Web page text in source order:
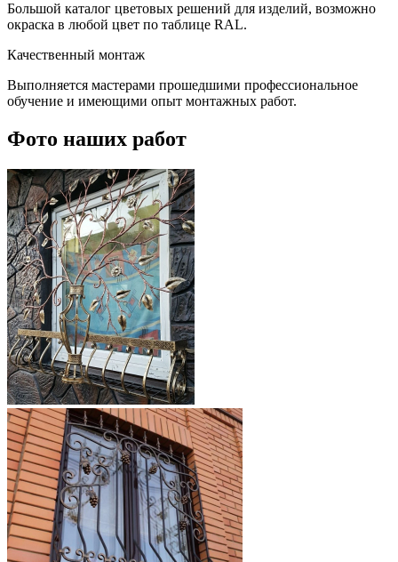
Большой каталог цветовых решений для изделий, возможно
окраска в любой цвет по таблице RAL.
Качественный монтаж
Выполняется мастерами прошедшими профессиональное
обучение и имеющими опыт монтажных работ.
Фото наших работ